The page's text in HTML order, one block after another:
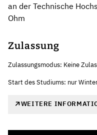
an der Technische
Ohm
Zulassung
Zulassungsmodus: Keine
Start des Studiums: nur
WEITERE